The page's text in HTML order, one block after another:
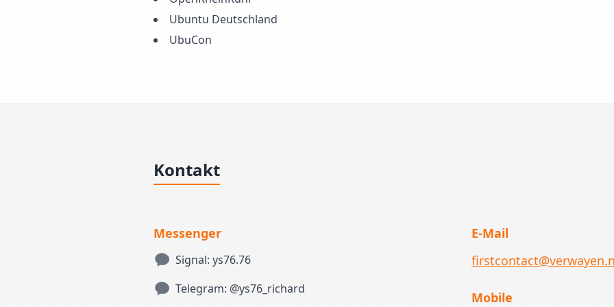
Ubuntu Deutschland
UbuCon
Kontakt
Messenger
Signal: ys76.76
Telegram: @ys76_richard
E-Mail
Mobile